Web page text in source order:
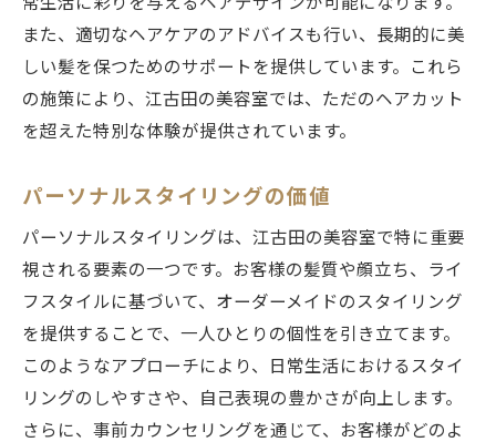
また、適切なヘアケアのアドバイスも行い、長期的に美
しい髪を保つためのサポートを提供しています。これら
の施策により、江古田の美容室では、ただのヘアカット
を超えた特別な体験が提供されています。
パーソナルスタイリングの価値
パーソナルスタイリングは、江古田の美容室で特に重要
視される要素の一つです。お客様の髪質や顔立ち、ライ
フスタイルに基づいて、オーダーメイドのスタイリング
を提供することで、一人ひとりの個性を引き立てます。
このようなアプローチにより、日常生活におけるスタイ
リングのしやすさや、自己表現の豊かさが向上します。
さらに、事前カウンセリングを通じて、お客様がどのよ